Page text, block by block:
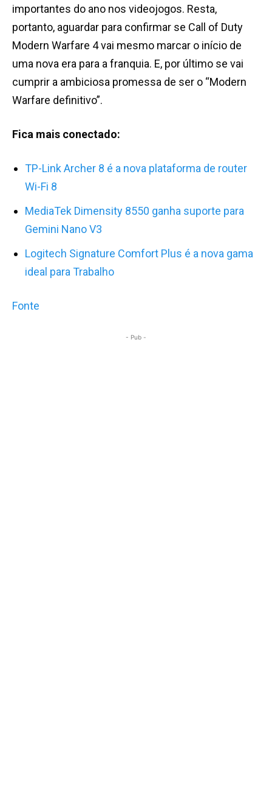
importantes do ano nos videojogos. Resta,
portanto, aguardar para confirmar se Call of Duty
Modern Warfare 4 vai mesmo marcar o início de
uma nova era para a franquia. E, por último se vai
cumprir a ambiciosa promessa de ser o “Modern
Warfare definitivo”.
Fica mais conectado:
TP-Link Archer 8 é a nova plataforma de router
Wi-Fi 8
MediaTek Dimensity 8550 ganha suporte para
Gemini Nano V3
Logitech Signature Comfort Plus é a nova gama
ideal para Trabalho
Fonte
- Pub -